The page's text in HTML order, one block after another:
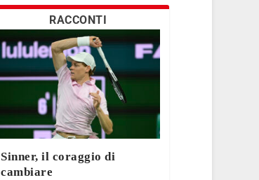
RACCONTI
Sinner, il coraggio di
cambiare